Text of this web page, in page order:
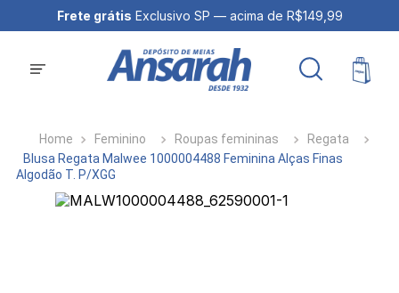
Frete grátis Exclusivo SP — acima de R$149,99
Feminino Roupas femininas
Regata
Blusa Regata Malwee 1000004488 Feminina Alças Finas
Algodão T. P/XGG